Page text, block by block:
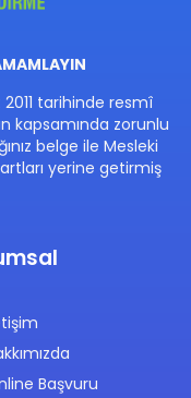
tarihinde resmî
kapsamında zorunlu
belge ile Mesleki
yerine getirmiş
Başvuru